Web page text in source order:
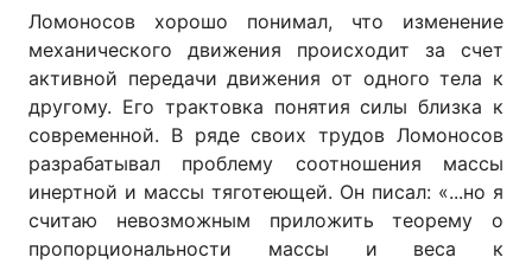
Ломоносов хорошо понимал, что изменение
механического движения происходит за счет
активной передачи движения от одного тела к
другому. Его трактовка понятия силы близка к
современной. В ряде своих трудов Ломоносов
разрабатывал проблему соотношения массы
инертной и массы тяготеющей. Он писал: «...но я
считаю невозможным приложить теорему о
пропорциональности массы и веса к